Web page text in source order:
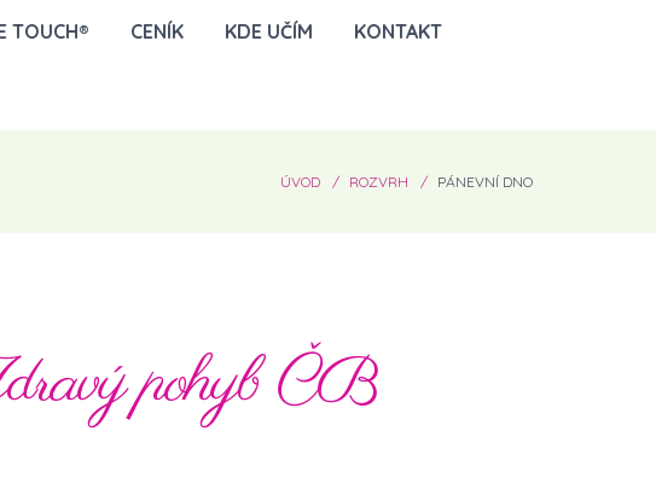
TOUCH® CENÍK KDE UČÍM KONTAKT
ÚVOD ROZVRH PÁNEVNÍ DNO
pohyb ČB